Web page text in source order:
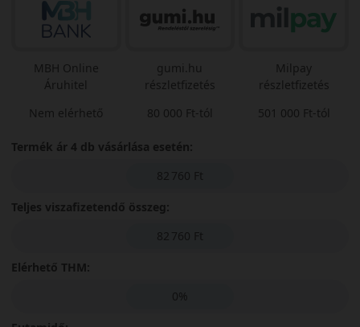
MBH Online
Áruhitel
Nem elérhető
gumi.hu
részletfizetés
80 000 Ft-tól
Milpay
részletfizetés
501 000 Ft-tól
Termék ár 4 db vásárlása esetén:
82 760 Ft
Teljes viszafizetendő összeg:
82 760 Ft
Elérhető THM:
0%